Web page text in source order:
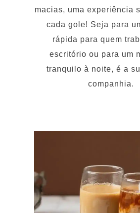
cada gole! Seja para
rápida para quem
escritório ou para um
tranquilo à noite, é a
companhia.